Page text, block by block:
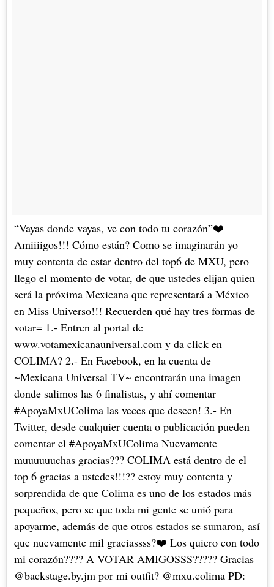
“Vayas donde vayas, ve con todo tu corazón”❤️
Amiiiigos!!! Cómo están? Como se imaginarán yo
muy contenta de estar dentro del top6 de MXU, pero
llego el momento de votar, de que ustedes elijan quien
será la próxima Mexicana que representará a México
en Miss Universo!!! Recuerden qué hay tres formas de
votar= 1.- Entren al portal de
www.votamexicanauniversal.com y da click en
COLIMA? 2.- En Facebook, en la cuenta de
~Mexicana Universal TV~ encontrarán una imagen
donde salimos las 6 finalistas, y ahí comentar
#ApoyaMxUColima las veces que deseen! 3.- En
Twitter, desde cualquier cuenta o publicación pueden
comentar el #ApoyaMxUColima Nuevamente
muuuuuuchas gracias??? COLIMA está dentro de el
top 6 gracias a ustedes!!!?? estoy muy contenta y
sorprendida de que Colima es uno de los estados más
pequeños, pero se que toda mi gente se unió para
apoyarme, además de que otros estados se sumaron, así
que nuevamente mil graciassss?❤️ Los quiero con todo
mi corazón???? A VOTAR AMIGOSSS????? Gracias
@backstage.by.jm por mi outfit? @mxu.colima PD: